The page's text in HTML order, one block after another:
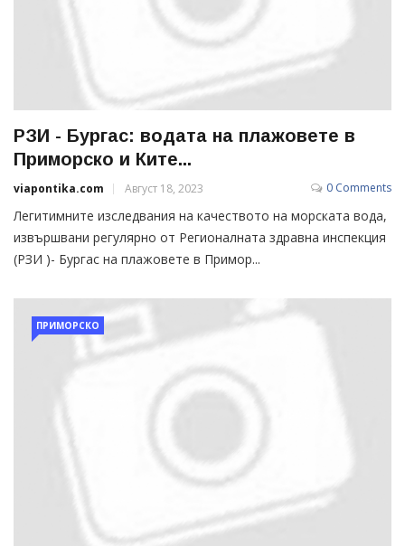
РЗИ - Бургас: водата на плажовете в
Приморско и Ките...
viapontika.com Август 18, 2023 0 Comments
Легитимните изследвания на качеството на морската вода,
извършвани регулярно от Регионалната здравна инспекция
(РЗИ )- Бургас на плажовете в Примор...
ПРИМОРСКО